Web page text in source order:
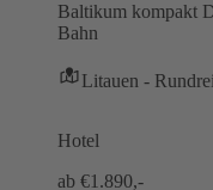
Baltikum kompakt
Bahn
Litauen -
Hotel
ab €1.890,-